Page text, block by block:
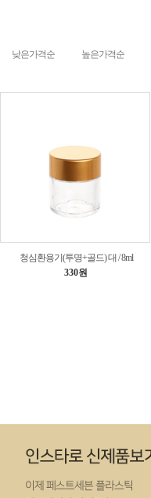
낮은가격순 높은가격순
청심환용기(투명+골드) 대 / 8ml
330원